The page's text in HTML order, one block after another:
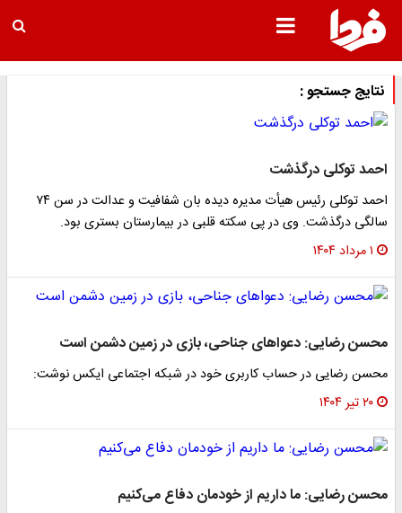
نتایج جستجو :
احمد توکلی درگذشت
احمد توکلی رئیس هیأت مدیره دیده بان شفافیت و عدالت در سن ۷۴
سالگی درگذشت. وی در پی سکته قلبی در بیمارستان بستری بود.
۱ مرداد ۱۴۰۴
محسن رضایی: دعواهای جناحی، بازی در زمین دشمن است
محسن رضایی در حساب کاربری خود در شبکه اجتماعی ایکس نوشت:
۲۰ تیر ۱۴۰۴
محسن رضایی: ما داریم از خودمان دفاع می‌کنیم